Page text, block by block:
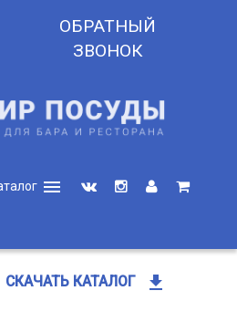
ОБРАТНЫЙ
ЗВОНОК
menu
СКАЧАТЬ КАТАЛОГ get_app